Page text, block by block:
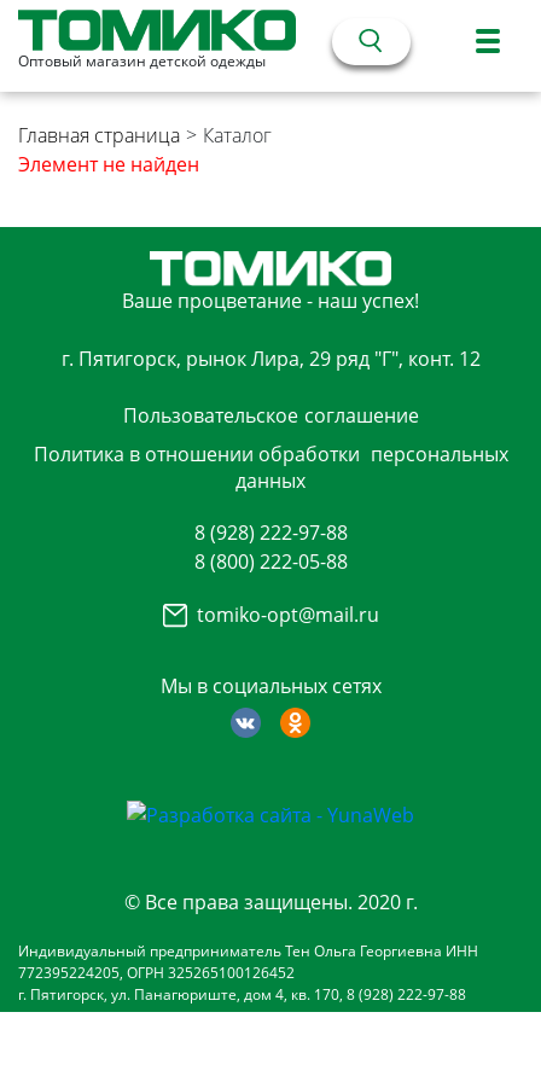
Оптовый магазин детской одежды
Главная страница > Каталог
Элемент не найден
Ваше процветание - наш успех!
г. Пятигорск, рынок Лира, 29 ряд "Г", конт. 12
Пользовательское соглашение
Политика в отношении обработки персональных
данных
Мы в социальных сетях
8 (928) 222-97-88
8 (800) 222-05-88
tomiko-opt@mail.ru
© Все права защищены. 2020 г.
Индивидуальный предприниматель Тен Ольга Георгиевна ИНН
772395224205, ОГРН 325265100126452
г. Пятигорск, ул. Панагюриште, дом 4, кв. 170, 8 (928) 222-97-88